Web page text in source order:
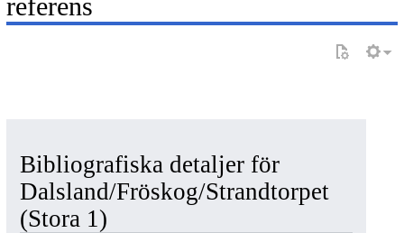
Bibliografiska detaljer för
Dalsland/Fröskog/Strandtorpet
(Stora 1)